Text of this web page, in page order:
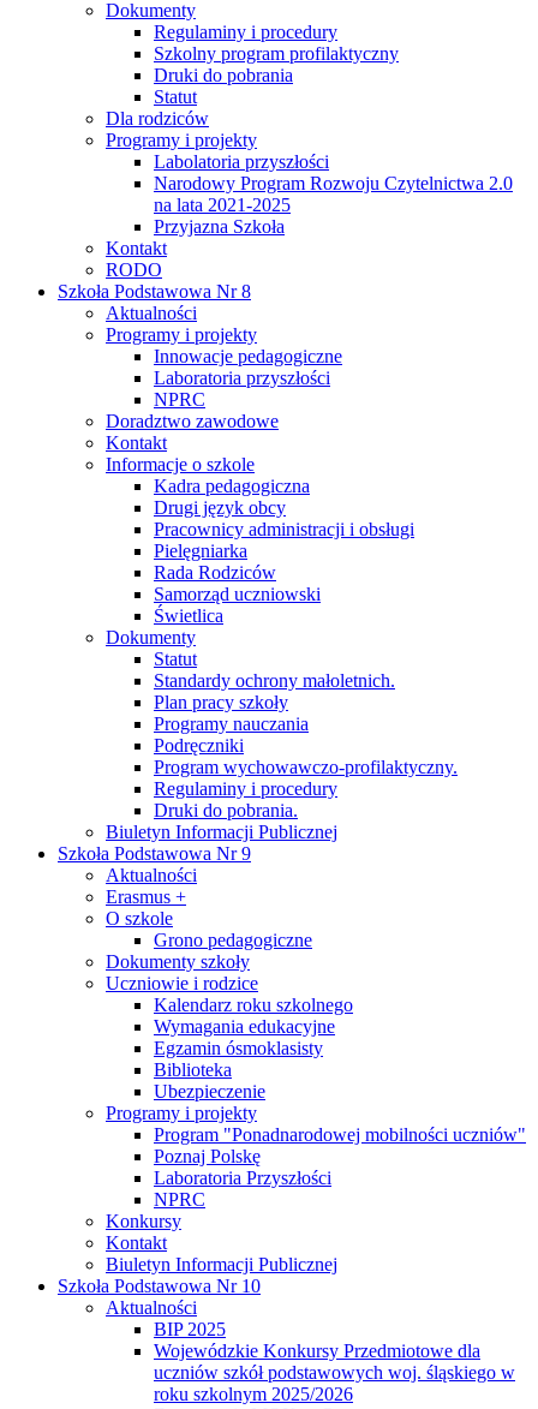
Dokumenty
Regulaminy i procedury
Szkolny program profilaktyczny
Druki do pobrania
Statut
Dla rodziców
Programy i projekty
Labolatoria przyszłości
Narodowy Program Rozwoju Czytelnictwa 2.0
na lata 2021-2025
Przyjazna Szkoła
Kontakt
RODO
Szkoła Podstawowa Nr 8
Aktualności
Programy i projekty
Innowacje pedagogiczne
Laboratoria przyszłości
NPRC
Doradztwo zawodowe
Kontakt
Informacje o szkole
Kadra pedagogiczna
Drugi język obcy
Pracownicy administracji i obsługi
Pielęgniarka
Rada Rodziców
Samorząd uczniowski
Świetlica
Dokumenty
Statut
Standardy ochrony małoletnich.
Plan pracy szkoły
Programy nauczania
Podręczniki
Program wychowawczo-profilaktyczny.
Regulaminy i procedury
Druki do pobrania.
Biuletyn Informacji Publicznej
Szkoła Podstawowa Nr 9
Aktualności
Erasmus +
O szkole
Grono pedagogiczne
Dokumenty szkoły
Uczniowie i rodzice
Kalendarz roku szkolnego
Wymagania edukacyjne
Egzamin ósmoklasisty
Biblioteka
Ubezpieczenie
Programy i projekty
Program "Ponadnarodowej mobilności uczniów"
Poznaj Polskę
Laboratoria Przyszłości
NPRC
Konkursy
Kontakt
Biuletyn Informacji Publicznej
Szkoła Podstawowa Nr 10
Aktualności
BIP 2025
Wojewódzkie Konkursy Przedmiotowe dla
uczniów szkół podstawowych woj. śląskiego w
roku szkolnym 2025/2026